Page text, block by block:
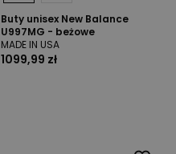
Buty unisex New Balance
U997MG - beżowe
MADE IN USA
1099,99 zł